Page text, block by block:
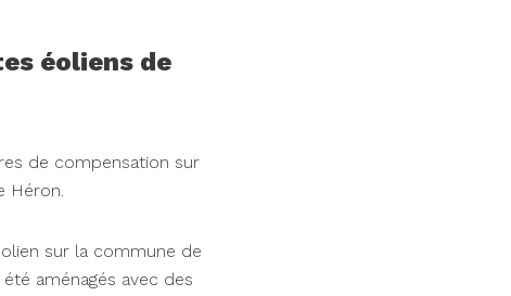
éoliens de
de compensation sur
Héron.
sur la commune de
aménagés avec des